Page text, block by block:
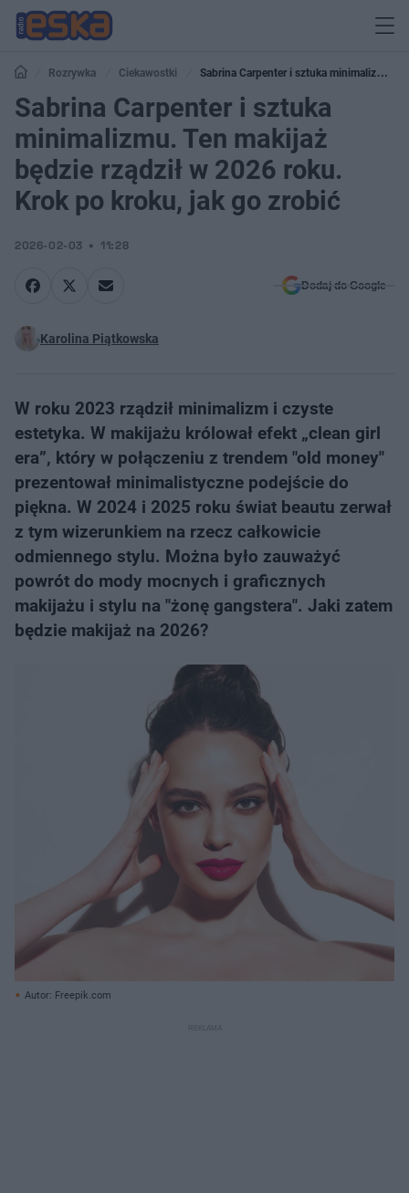
Rozrywka Ciekawostki
Sabrina Carpenter i sztuka minimalizmu.
Ten makijaż będzie rządził w 2026 roku. Krok po kroku, jak go zrobić
Sabrina Carpenter i sztuka
minimalizmu. Ten makijaż
będzie rządził w 2026 roku.
Krok po kroku, jak go zrobić
2026-02-03 11:28
Dodaj do Google
Karolina Piątkowska
W roku 2023 rządził minimalizm i czyste
estetyka. W makijażu królował efekt „clean girl
era”, który w połączeniu z trendem "old money"
prezentował minimalistyczne podejście do
piękna. W 2024 i 2025 roku świat beautu zerwał
z tym wizerunkiem na rzecz całkowicie
odmiennego stylu. Można było zauważyć
powrót do mody mocnych i graficznych
makijażu i stylu na "żonę gangstera". Jaki zatem
będzie makijaż na 2026?
Autor: Freepik.com